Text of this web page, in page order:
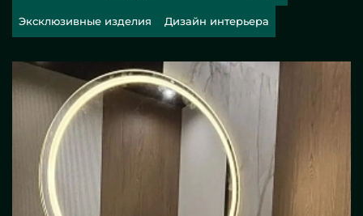
Эксклюзивные изделия Дизайн интерьера